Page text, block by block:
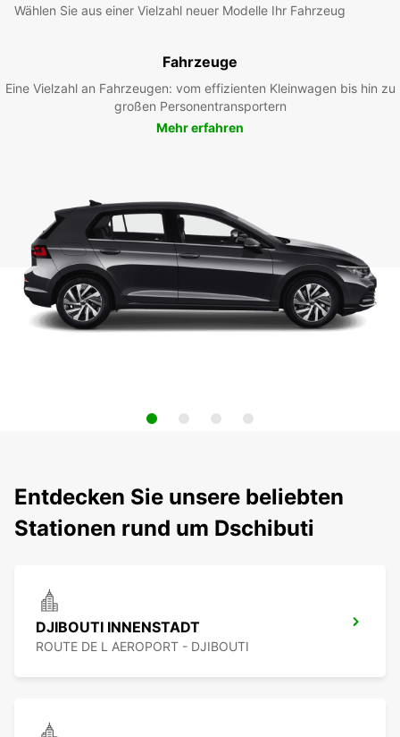
Wählen Sie aus einer Vielzahl neuer Modelle Ihr Fahrzeug
Fahrzeuge
Eine Vielzahl an Fahrzeugen: vom effizienten Kleinwagen bis hin zu
großen Personentransportern
Mehr erfahren
Entdecken Sie unsere beliebten
Stationen rund um Dschibuti
DJIBOUTI INNENSTADT
ROUTE DE L AEROPORT - DJIBOUTI